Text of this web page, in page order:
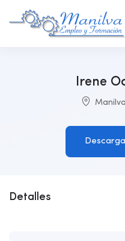
Irene
Manilva
Detalles